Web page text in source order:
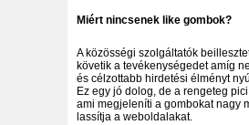
Miért nincsenek like gombok?
A közösségi szolgáltatók
követik a tevékenységedet amíg
és célzottabb hirdetési élményt
Ez egy jó dolog, de a rengeteg
ami megjeleníti a gombokat nagy
lassítja a weboldalakat.